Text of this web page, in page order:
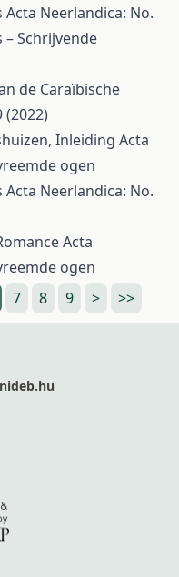
Acta Neerlandica: No.
– Schrijvende
de Caraïbische
(2022)
Inleiding Acta
ogen
Acta Neerlandica: No.
Acta
ogen
7 8 9 > >>